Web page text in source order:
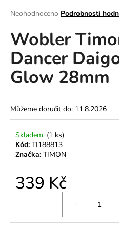
Průměrné
produktu
je
0,0
z
5
hvězdiček.
Neohodnoceno Podrobnosti
Wobler
Dancer
Glow 28mm
Můžeme doručit do: 11.8.2026
Skladem (1 ks)
Kód: TI188813
Značka: TIMON
339 Kč
a
í
t
?
HLEDAT
o
p
u